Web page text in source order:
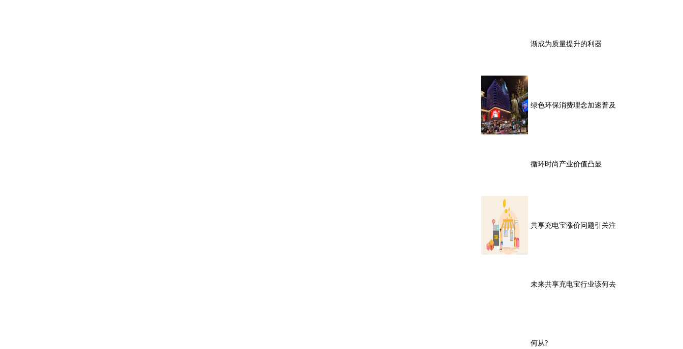
渐成为质量提升的利器
绿色环保消费理念加速普及
循环时尚产业价值凸显
共享充电宝涨价问题引关注
未来共享充电宝行业该何去
何从?